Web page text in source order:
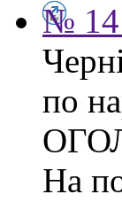
№ 14
по
На